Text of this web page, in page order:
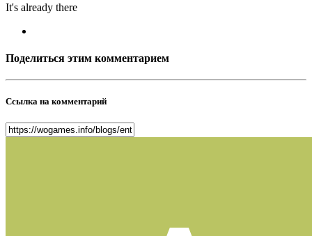
It's already there
Поделиться этим комментарием
Ссылка на комментарий